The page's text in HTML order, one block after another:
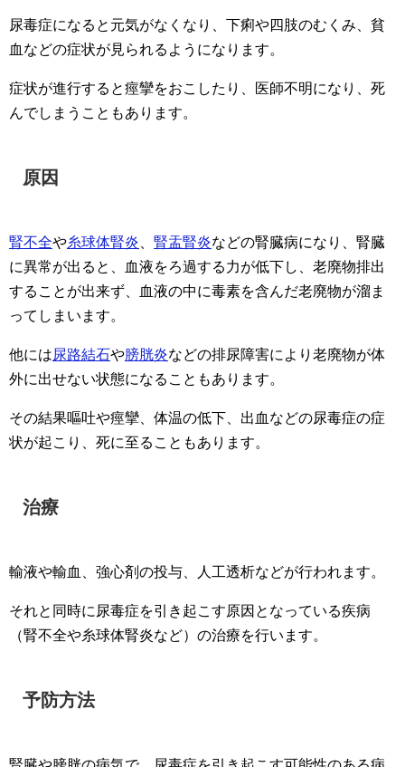
尿毒症になると元気がなくなり、下痢や四肢のむくみ、貧
血などの症状が見られるようになります。
症状が進行すると痙攣をおこしたり、医師不明になり、死
んでしまうこともあります。
原因
腎不全や糸球体腎炎 腎盂腎炎などの腎臓病になり、腎臓
に異常が出ると、血液をろ過する力が低下し、老廃物排出
することが出来ず、血液の中に毒素を含んだ老廃物が溜ま
ってしまいます。
他には尿路結石や膀胱炎などの排尿障害により老廃物が体
外に出せない状態になることもあります。
その結果嘔吐や痙攣、体温の低下、出血などの尿毒症の症
状が起こり、死に至ることもあります。
治療
輸液や輸血、強心剤の投与、人工透析などが行われます。
それと同時に尿毒症を引き起こす原因となっている疾病
（腎不全や糸球体腎炎など）の治療を行います。
予防方法